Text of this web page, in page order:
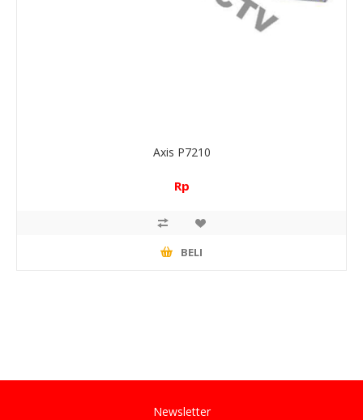
Axis P7210
Rp
BELI
Newsletter